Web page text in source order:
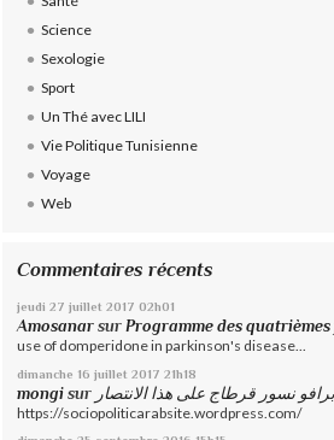
Science
Sexologie
Sport
Un Thé avec LILI
Vie Politique Tunisienne
Voyage
Web
Commentaires récents
jeudi 27 juillet 2017 02h01
Amosanar surProgramme des quatrièmes
use of domperidone in parkinson's disease...
dimanche 16 juillet 2017 21h18
mongi sur برافو نسور قرطاج على هذا الانتصار
https://sociopoliticarabsite.wordpress.com/